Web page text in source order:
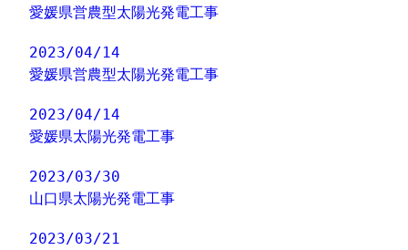
愛媛県営農型太陽光発電工事
2023/04/14
愛媛県営農型太陽光発電工事
2023/04/14
愛媛県太陽光発電工事
2023/03/30
山口県太陽光発電工事
2023/03/21